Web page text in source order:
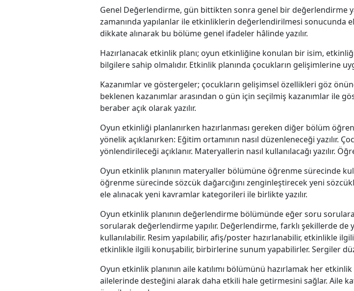
Genel Değerlendirme, gün bittikten sonra genel bir değerlendirme
zamanında yapılanlar ile etkinliklerin değerlendirilmesi sonucunda
dikkate alınarak bu bölüme genel ifadeler hâlinde yazılır.
Hazırlanacak etkinlik planı; oyun etkinliğine konulan bir isim,
bilgilere sahip olmalıdır. Etkinlik planında çocukların gelişimlerine
Kazanımlar ve göstergeler; çocukların gelişimsel özellikleri göz
beklenen kazanımlar arasından o gün için seçilmiş kazanımlar ile
beraber açık olarak yazılır.
Oyun etkinliği planlanırken hazırlanması gereken diğer bölüm
yönelik açıklanırken: Eğitim ortamının nasıl düzenleneceği yazılır.
yönlendirileceği açıklanır. Materyallerin nasıl kullanılacağı yazılır.
Oyun etkinlik planının materyaller bölümüne öğrenme sürecinde
öğrenme sürecinde sözcük dağarcığını zenginleştirecek yeni
ele alınacak yeni kavramlar kategorileri ile birlikte yazılır.
Oyun etkinlik planının değerlendirme bölümünde eğer soru
sorularak değerlendirme yapılır. Değerlendirme, farklı şekillerde de
kullanılabilir. Resim yapılabilir, afiş/poster hazırlanabilir, etkinlikle
etkinlikle ilgili konuşabilir, birbirlerine sunum yapabilirler. Sergiler
Oyun etkinlik planının aile katılımı bölümünü hazırlamak her
ailelerinde desteğini alarak daha etkili hale getirmesini sağlar. Aile